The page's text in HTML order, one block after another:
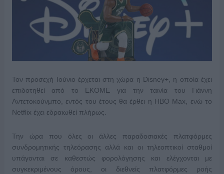
Τον προσεχή Ιούνιο έρχεται στη χώρα η Disney+, η οποία έχει
επιδοτηθεί από το ΕΚΟΜΕ για την ταινία του Γιάννη
Αντετοκούνμπο, εντός του έτους θα έρθει η ΗΒΟ Max, ενώ το
Netflix έχει εδραιωθεί πλήρως.
Την ώρα που όλες οι άλλες παραδοσιακές πλατφόρμες
συνδρομητικής τηλεόρασης αλλά και οι τηλεοπτικοί σταθμοί
υπάγονται σε καθεστώς φορολόγησης και ελέγχονται με
συγκεκριμένους όρους, οι διεθνείς πλατφόρμες ροής